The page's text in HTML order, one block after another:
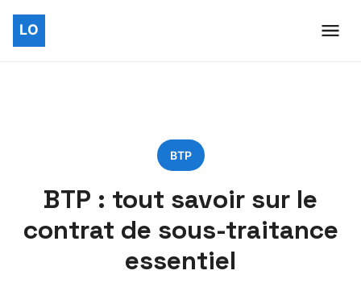
BTP
BTP : tout savoir sur le
contrat de sous-traitance
essentiel